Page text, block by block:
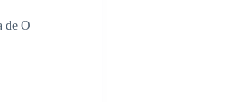
de O